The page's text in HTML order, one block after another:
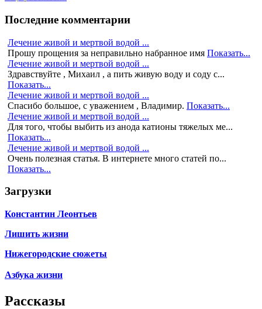
Последние комментарии
Лечение живой и мертвой водой ...
Прошу прощения за неправильно набранное имя Показать...
Лечение живой и мертвой водой ...
Здравствуйте , Михаил , а пить живую воду и соду с...
Показать...
Лечение живой и мертвой водой ...
Спасибо большое, с уважением , Владимир. Показать...
Лечение живой и мертвой водой ...
Для того, чтобы выбить из анода катионы тяжелых ме...
Показать...
Лечение живой и мертвой водой ...
Очень полезная статья. В интернете много статей по...
Показать...
Загрузки
Константин Леонтьев
Лишить жизни
Нижегородские сюжеты
Азбука жизни
Рассказы